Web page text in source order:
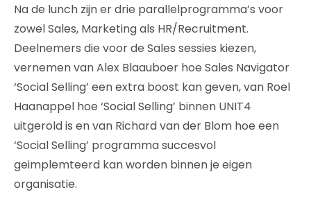
Na de lunch zijn er drie parallelprogramma’s voor
zowel Sales, Marketing als HR/Recruitment.
Deelnemers die voor de Sales sessies kiezen,
vernemen van Alex Blaauboer hoe Sales Navigator
‘Social Selling’ een extra boost kan geven, van Roel
Haanappel hoe ‘Social Selling’ binnen UNIT4
uitgerold is en van Richard van der Blom hoe een
‘Social Selling’ programma succesvol
geimplemteerd kan worden binnen je eigen
organisatie.